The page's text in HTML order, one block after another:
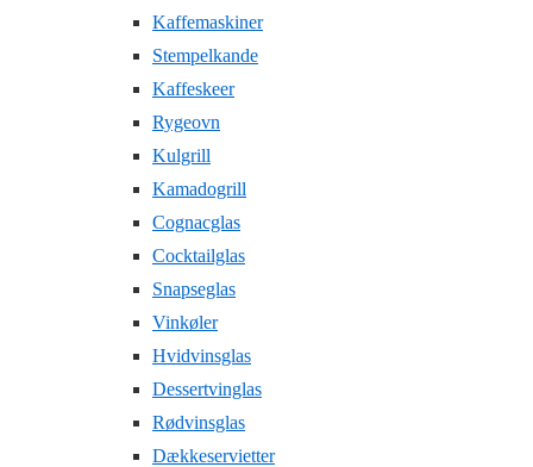
Kaffemaskiner
Stempelkande
Kaffeskeer
Rygeovn
Kulgrill
Kamadogrill
Cognacglas
Cocktailglas
Snapseglas
Vinkøler
Hvidvinsglas
Dessertvinglas
Rødvinsglas
Dækkeservietter